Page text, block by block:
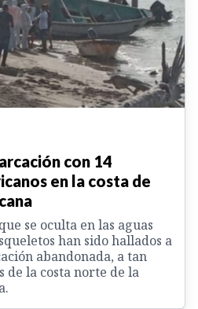
con 14
en la costa de
se oculta en las aguas
han sido hallados a
abandonada, a tan
de la costa norte de la